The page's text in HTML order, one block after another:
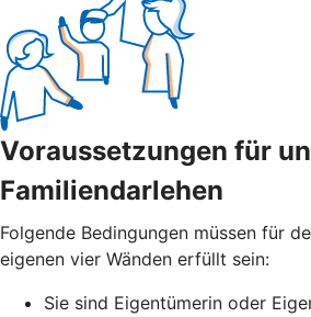
Voraussetzungen für
Familiendarlehen
Folgende Bedingungen müssen für
eigenen vier Wänden erfüllt sein:
Sie sind Eigentümerin oder